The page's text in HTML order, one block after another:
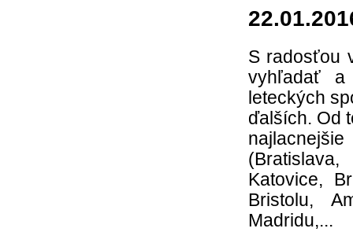
S radosťou
vyhľadať a
leteckých
ďalších. Od
Katovice,
Bristolu,
Madridu,...